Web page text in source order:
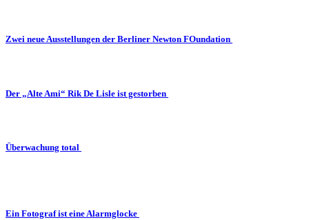
Zwei neue Ausstellungen der Berliner Newton FOundation
Der „Alte Ami“ Rik De Lisle ist gestorben
Überwachung total
Ein Fotograf ist eine Alarmglocke